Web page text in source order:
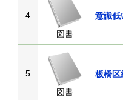
4
図書
意識低
5
図書
板橋区